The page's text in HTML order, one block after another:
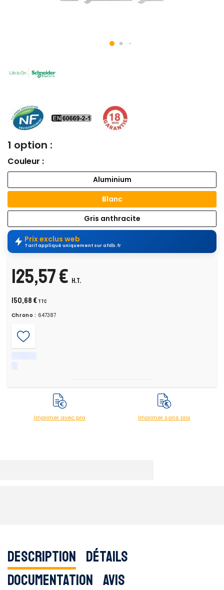
1 option :
Couleur :
Aluminium
Blanc
Gris anthracite
Prix exclus web
Tarif appliqué uniquement sur afdb.fr
125,57 € H.T.
150,68 € TTC
Chrono : 647387
Imprimer avec prix Imprimer sans prix
Description Détails
Documentation Avis